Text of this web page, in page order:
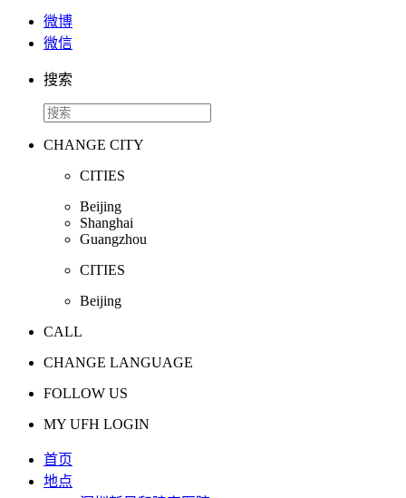
微博
微信
搜索
CHANGE CITY
CITIES
Beijing
Shanghai
Guangzhou
CITIES
Beijing
CALL
CHANGE LANGUAGE
FOLLOW US
MY UFH LOGIN
首页
地点